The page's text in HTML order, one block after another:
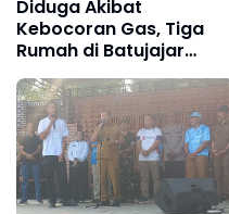
Diduga Akibat
Kebocoran Gas, Tiga
Rumah di Batujajar
Ludes Terbakar,
Kerugian Ditaksir
Mencapai Rp750 Juta